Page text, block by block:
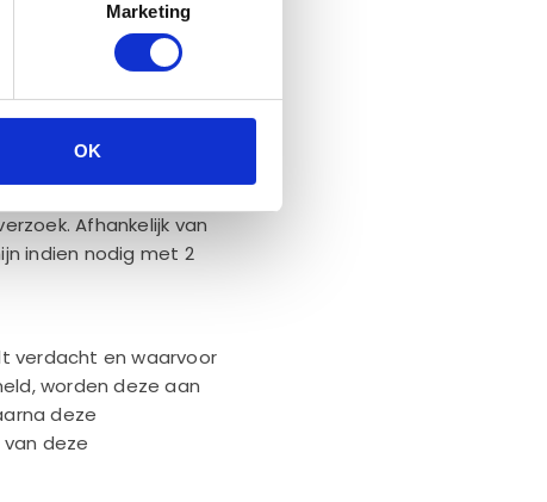
Marketing
OK
of wissing van zijn
recht tegen de
deze rechten
Afhankelijk van
indien nodig met 2
verdacht en waarvoor
worden deze aan
deze
deze